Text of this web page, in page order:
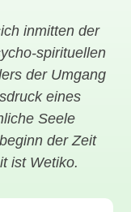
inmitten der
spirituellen
der Umgang
eines
Seele
der Zeit
ist Wetiko.